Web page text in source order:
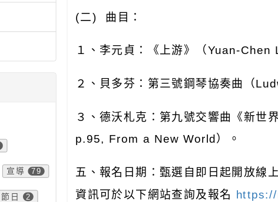
宣導 79
節日 2
(二) 曲目：
１、李元貞：《上游》（Yuan-Chen
２、貝多芬：第三號鋼琴協奏曲（
３、德沃札克：第九號交響曲《新世
p.95, From a New World ）。
五、報名日期：甄選自即日起開放線
資訊可於以下網站查詢及報名